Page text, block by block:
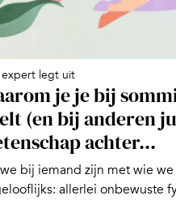
expert legt uit
je je bij
(en bij anderen
achter...
bij iemand zijn met wie
allerlei onbewuste